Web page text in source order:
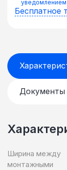
уведомлением
Бесплатное
Документы
Ширина между
монтажными